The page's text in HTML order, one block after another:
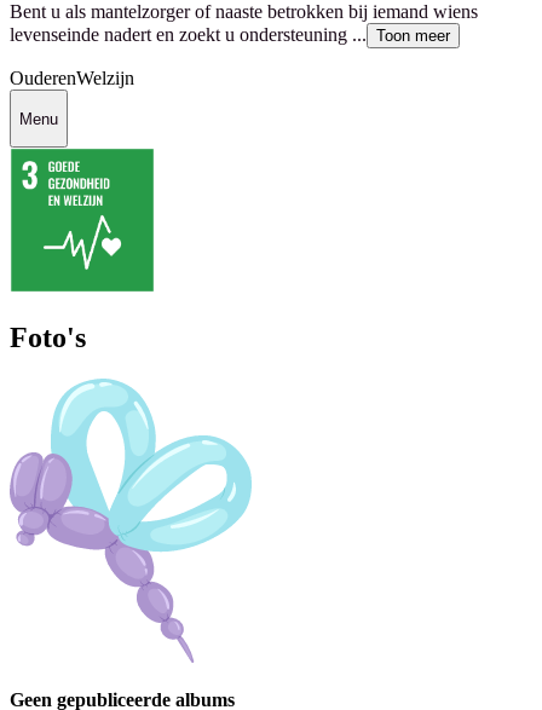
Bent u als mantelzorger of naaste betrokken bij iemand wiens
levenseinde nadert en zoekt u ondersteuning ... Toon meer
OuderenWelzijn
Menu
Foto's
Geen gepubliceerde albums